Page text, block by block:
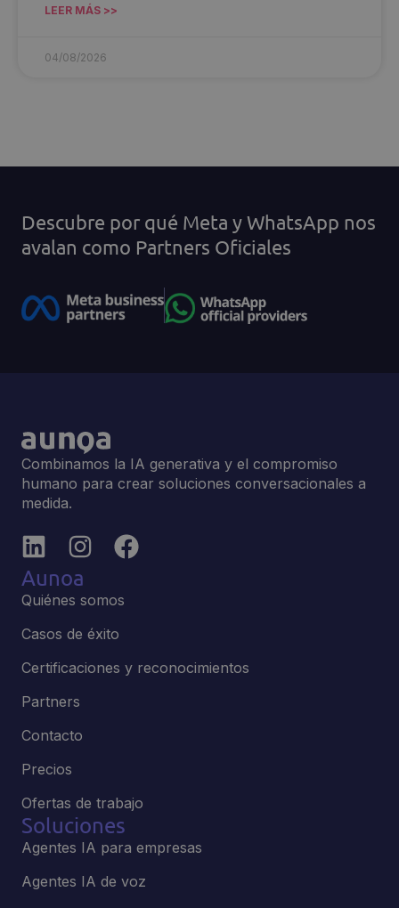
LEER MÁS >>
04/08/2026
Descubre por qué Meta y WhatsApp nos
avalan como Partners Oficiales
Combinamos la IA generativa y el compromiso
humano para crear soluciones conversacionales a
medida.
Aunoa
Quiénes somos
Casos de éxito
Certificaciones y reconocimientos
Partners
Contacto
Precios
Ofertas de trabajo
Soluciones
Agentes IA para empresas
Agentes IA de voz